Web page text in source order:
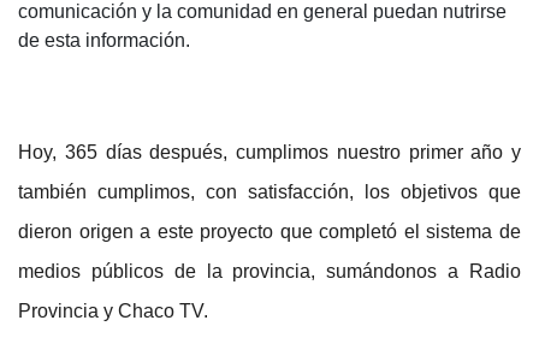
comunicación y la comunidad en general puedan nutrirse
de esta información.
Hoy, 365 días después, cumplimos nuestro primer año y
también cumplimos, con satisfacción, los objetivos que
dieron origen a este proyecto que completó el sistema de
medios públicos de la provincia, sumándonos a Radio
Provincia y Chaco TV.